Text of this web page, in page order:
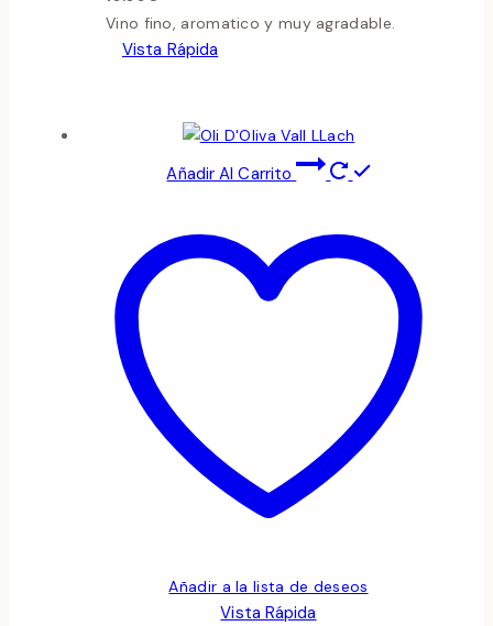
Vino fino, aromatico y muy agradable.
Vista Rápida
Añadir Al Carrito
Añadir a la lista de deseos
Vista Rápida